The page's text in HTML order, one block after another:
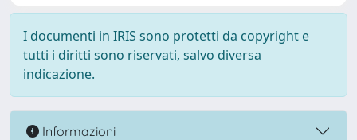
I documenti in IRIS sono protetti da copyright e
tutti i diritti sono riservati, salvo diversa
indicazione.
Informazioni